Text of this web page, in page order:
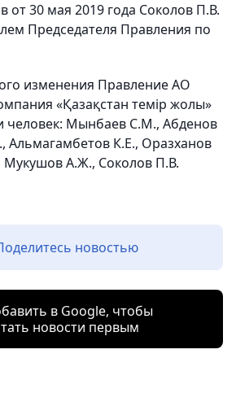
от 30 мая 2019 года Соколов П.В.
Председателя Правления по
изменения Правление АО
«Қазақстан темір жолы»
человек: Мынбаев С.М., Абденов
Альмагамбетов К.Е., Оразханов
Мукушов А.Ж., Соколов П.В.
новостью
в Google, чтобы
новости первым